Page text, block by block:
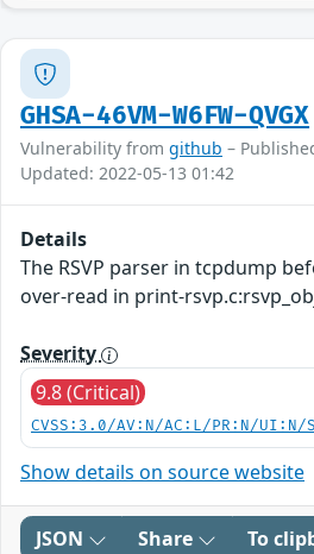
GHSA-46VM-W6FW-QVGX
Vulnerability from github –
Updated: 2022-05-13 01:42
Details
The RSVP parser in tcpdump
over-read in print-
Severity
9.8 (Critical)
CVSS:3.0/AV:N/AC:L/PR:N/
Show details on source website
JSON Share To